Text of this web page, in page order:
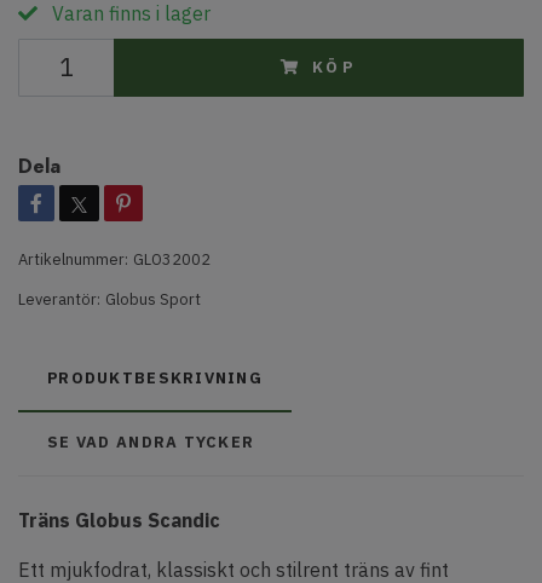
Varan finns i lager
KÖP
Dela
Artikelnummer: GLO32002
Leverantör: Globus Sport
PRODUKTBESKRIVNING
SE VAD ANDRA TYCKER
Träns Globus Scandic
Ett mjukfodrat, klassiskt och stilrent träns av fint